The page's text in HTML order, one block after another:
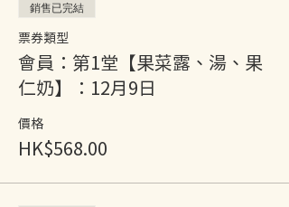
銷售已完結
票券類型
會員：第1堂【果菜露、湯、果
仁奶】：12月9日
價格
HK$568.00